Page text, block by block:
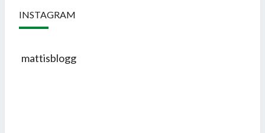
INSTAGRAM
mattisblogg